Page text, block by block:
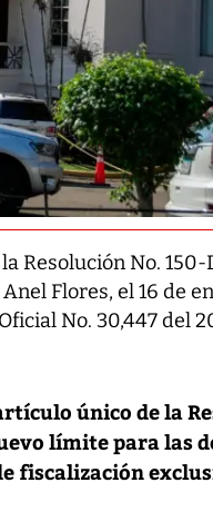
Resolución No.
Flores, el 16 de
No. 30,447 del
único de la
límite para las
fiscalización